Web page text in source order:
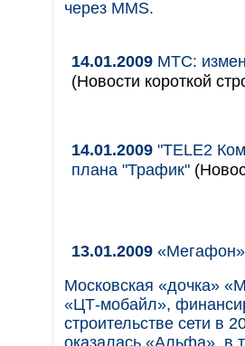
через MMS.
14.01.2009 МТС:
(Новости короткой
14.01.2009 "TELE2
плана "Трафик"
13.01.2009
Московская «дочка»
«ЦТ-мобайл»,
строительстве сети в
оказалась «Альфа», в